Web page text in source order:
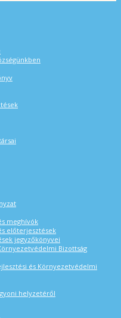
meghívók
előterjesztések
jegyzőkönyvei
Bizottság
és Környezetvédelmi
helyzetéről